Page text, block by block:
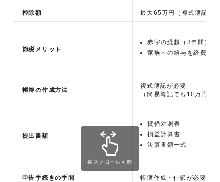
控除額 最大65万円（複式簿記・
節税メリット
赤字の繰越（3年間）
家族への給与を経費化
帳簿の作成方法
複式簿記が必要
（簡易簿記でも10万円控
提出書類
貸借対照表
損益計算書
決算書類一式
申告手続きの手間 帳簿作成・仕訳が必要で
横スクロール可能